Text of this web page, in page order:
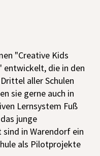
"Creative Kids
entwickelt, die in den
aller Schulen
sie gerne auch in
Lernsystem Fuß
junge
in Warendorf ein
als Pilotprojekte